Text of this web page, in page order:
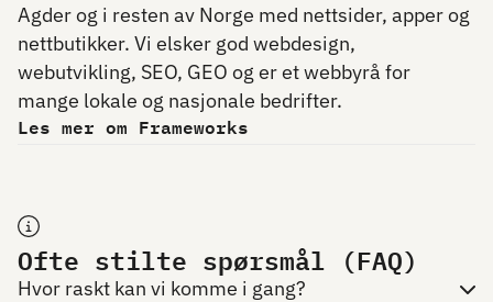
Agder og i resten av Norge med nettsider, apper og
nettbutikker. Vi elsker god webdesign,
webutvikling, SEO, GEO og er et webbyrå for
mange lokale og nasjonale bedrifter.
Les mer om Frameworks
Ofte stilte spørsmål (FAQ)
Hvor raskt kan vi komme i gang?